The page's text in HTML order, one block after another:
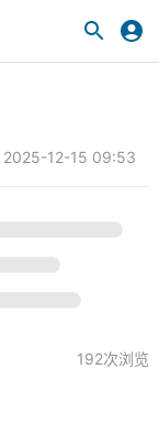
2025-12-15 09:53
192次浏览